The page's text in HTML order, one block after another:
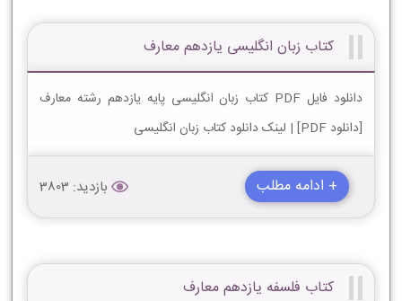
کتاب زبان انگلیسی یازدهم معارف
دانلود فایل PDF کتاب زبان انگلیسی پایه یازدهم رشته معارف
[دانلود PDF] | لینک دانلود کتاب زبان انگلیسی
+ ادامه مطلب بازدید: 3803
کتاب فلسفه یازدهم معارف